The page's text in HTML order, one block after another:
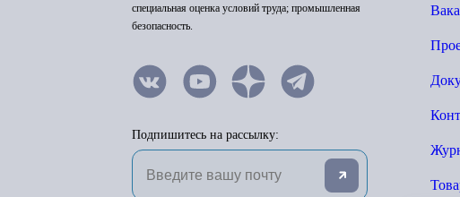
специальная оценка условий труда; промышленная
безопасность.
Подпишитесь на рассылку: